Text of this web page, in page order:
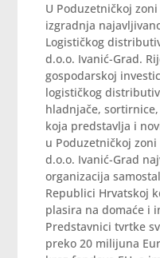
U Poduzetničkoj
izgradnja
Logističkog
d.o.o. Ivanić-Grad.
gospodarskoj
logističkog
hladnjače,
koja predstavlja i
u Poduzetničkoj zoni
d.o.o. Ivanić-Grad
organizacija
Republici Hrvatskoj
plasira na domaće i
Predstavnici tvrtke
preko 20 milijuna